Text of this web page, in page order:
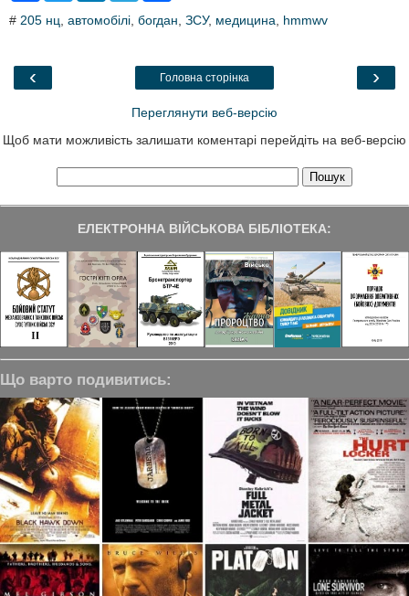
e
o
t
k
e
a
r
# 205 нц автомобілі богдан ЗСУ, медицина hmmwv
‹ ›
Головна сторінка
Переглянути веб-версію
Щоб мати можливість залишати коментарі перейдіть на веб-версію
ЕЛЕКТРОННА ВІЙСЬКОВА БІБЛІОТЕКА:
Що варто подивитись: